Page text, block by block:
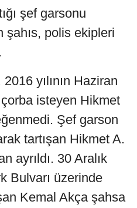
şef garsonu
şahıs, polis ekipleri
yılının Haziran
isteyen Hikmet
Şef garson
tartışan Hikmet A.
ayrıldı. 30 Aralık
Bulvarı üzerinde
Kemal Akça şahsa